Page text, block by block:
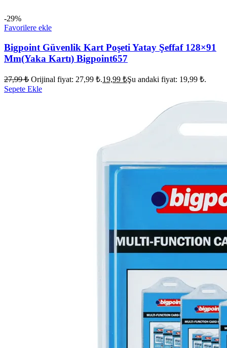
-29%
Favorilere ekle
Bigpoint Güvenlik Kart Poşeti Yatay Şeffaf 128×91
Mm(Yaka Kartı) Bigpoint657
27,99₺ Orijinal fiyat: 27,99 ₺.19,99 ₺Şu andaki fiyat: 19,99 ₺.
Sepete Ekle